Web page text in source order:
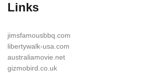
Links
jimsfamousbbq.com
libertywalk-usa.com
australiamovie.net
gizmobird.co.uk